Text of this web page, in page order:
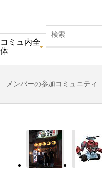
コミュ内全
体
メンバーの参加コミュニティ